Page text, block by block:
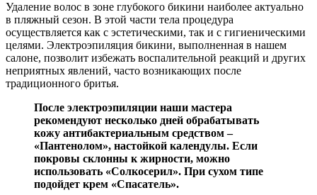
Удаление волос в зоне глубокого бикини наиболее актуально
в пляжный сезон. В этой части тела процедура
осуществляется как с эстетическими, так и с гигиеническими
целями. Электроэпиляция бикини, выполненная в нашем
салоне, позволит избежать воспалительной реакций и других
неприятных явлений, часто возникающих после
традиционного бритья.
После электроэпиляции наши мастера
рекомендуют несколько дней обрабатывать
кожу антибактериальным средством –
«Пантенолом», настойкой календулы. Если
покровы склонны к жирности, можно
использовать «Солкосерил». При сухом типе
подойдет крем «Спасатель».